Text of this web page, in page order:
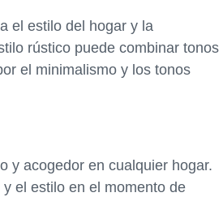
el estilo del hogar y la
rústico puede combinar tonos
el minimalismo y los tonos
y acogedor en cualquier hogar.
el estilo en el momento de